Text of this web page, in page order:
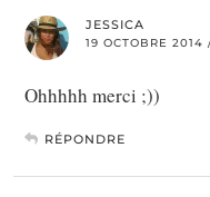
JESSICA
19 OCTOBRE 2014
Ohhhhh merci ;))
RÉPONDRE